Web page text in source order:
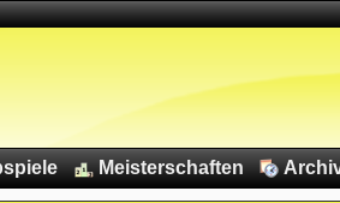
Meisterschaften